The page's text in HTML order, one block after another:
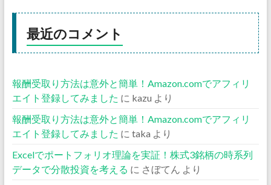
最近のコメント
報酬受取り方法は意外と簡単！Amazon.comでアフィリ
エイト登録してみました に kazu より
報酬受取り方法は意外と簡単！Amazon.comでアフィリ
エイト登録してみました に taka より
Excelでポートフォリオ理論を実証！株式3銘柄の時系列
データで分散投資を考える に さぼてん より